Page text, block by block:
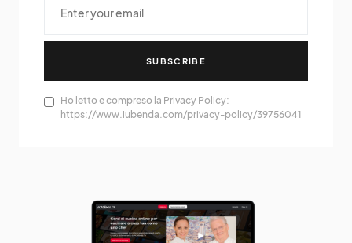
SUBSCRIBE
Ho letto e compreso la Privacy Policy:
https://www.iubenda.com/privacy-policy/39756041